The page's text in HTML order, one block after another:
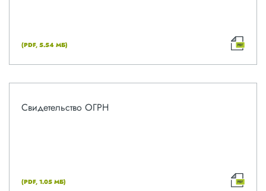
(PDF, 5.54 МБ)
Свидетельство ОГРН
(PDF, 1.05 МБ)